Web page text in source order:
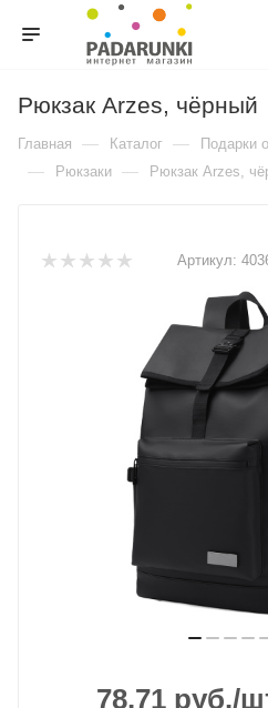
Рюкзак Arzes, чёрный
Главная — Каталог — Подарки
— Рюкзаки — Рюкзак Arzes,
Артикул:
78.71 руб./